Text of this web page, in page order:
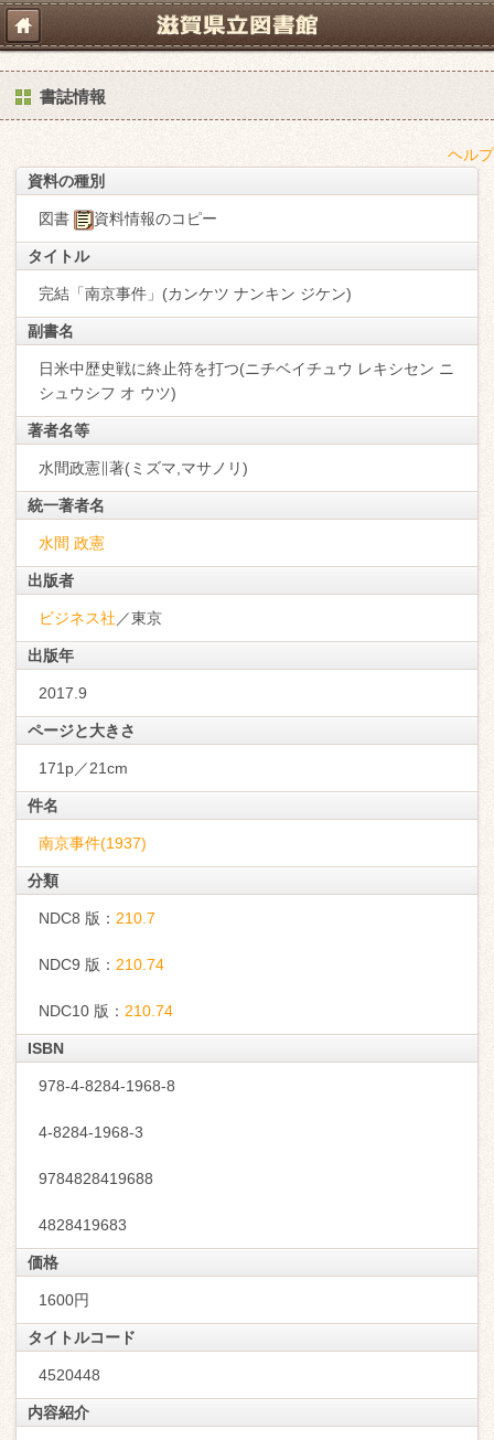
書誌情報
ヘルプ
資料の種別
図書 資料情報のコピー
タイトル
完結「南京事件」(カンケツ ナンキン ジケン)
副書名
日米中歴史戦に終止符を打つ(ニチベイチュウ レキシセン ニ
シュウシフ オ ウツ)
著者名等
水間政憲∥著(ミズマ,マサノリ)
統一著者名
水間 政憲
出版者
ビジネス社 ／東京
出版年
2017.9
ページと大きさ
171p／21cm
件名
南京事件(1937)
分類
NDC8 版： 210.7
NDC9 版： 210.74
NDC10 版： 210.74
ISBN
978-4-8284-1968-8
4-8284-1968-3
9784828419688
4828419683
価格
1600円
タイトルコード
4520448
内容紹介